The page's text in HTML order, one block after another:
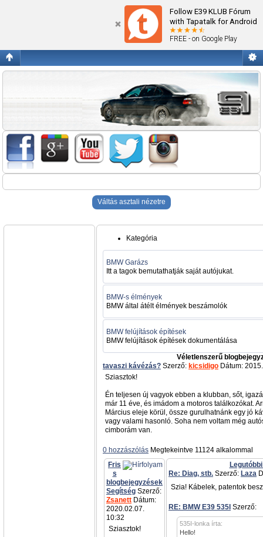
Follow E39 KLUB Fórum
with Tapatalk for Android
FREE - on Google Play
Váltás asztali nézetre
Kategória
BMW Garázs
Itt a tagok bemutathatják saját autójukat.
BMW-s élmények
BMW által átélt élmények beszámolók
BMW felújítások építések
BMW felújítások építések dokumentálása
Véletlenszerű
tavaszi kávézás? Szerző: kicsidigo Dátum:
Sziasztok!
Én teljesen új vagyok ebben a klubban, sőt,
már 11 éve, és imádom a motoros találkozókat.
Március eleje körül, össze gurulhatnánk egy jó
vagy valami hasonló. Soha nem voltam még
cimborám van.
0 hozzászólás Megtekeintve 11124 alkalommal
Fris
s
blogbejegyzések
Segítség Szerző:
Zsanett Dátum:
2020.02.07.
10:32
Sziasztok!
Re: Diag, stb. Szerző: Laza
Szia! Kábelek, patentok
RE: BMW E39 535I Szerző:
535I-lonka írta:
Hello!